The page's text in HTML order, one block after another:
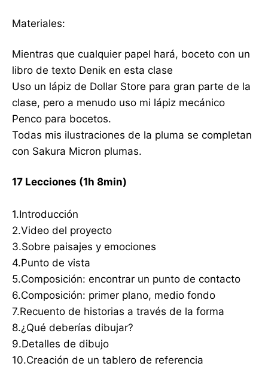
Materiales:
Mientras que cualquier papel hará, boceto con un
libro de texto Denik en esta clase
Uso un lápiz de Dollar Store para gran parte de la
clase, pero a menudo uso mi lápiz mecánico
Penco para bocetos.
Todas mis ilustraciones de la pluma se completan
con Sakura Micron plumas.
17 Lecciones (1h 8min)
1.Introducción
2.Video del proyecto
3.Sobre paisajes y emociones
4.Punto de vista
5.Composición: encontrar un punto de contacto
6.Composición: primer plano, medio fondo
7.Recuento de historias a través de la forma
8.¿Qué deberías dibujar?
9.Detalles de dibujo
10.Creación de un tablero de referencia